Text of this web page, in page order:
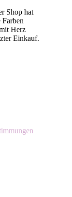
Shop hat
Herz
Einkauf.